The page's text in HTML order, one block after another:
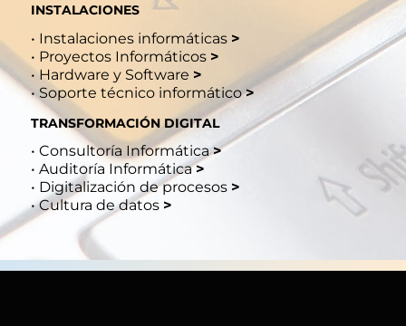
INSTALACIONES
• Instalaciones informáticas >
• Proyectos Informáticos >
•Hardware y Software >
• Soporte técnico informático >
TRANSFORMACIÓN DIGITAL
• Consultoría Informática >
• Auditoría Informática >
• Digitalización de procesos >
•Cultura de datos >